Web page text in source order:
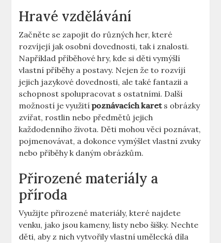
Hravé vzdělávání
Začněte se zapojit do různých her, které
rozvíjejí jak osobní dovednosti, tak i znalosti.
Například příběhové hry, kde si děti vymýšlí
vlastní příběhy a postavy. Nejen že to rozvíjí
jejich jazykové dovednosti, ale také fantazii a
schopnost spolupracovat s ostatními. Další
možností je využitípoznávacích karets obrázky
zvířat, rostlin nebo předmětů jejich
každodenního života. Děti mohou věci poznávat,
pojmenovávat, a dokonce vymýšlet vlastní zvuky
nebo příběhy k daným obrázkům.
Přirozené materiály a
příroda
Využijte přirozené materiály, které najdete
venku, jako jsou kameny, listy nebo šišky. Nechte
děti, aby z nich vytvořily vlastní umělecká díla